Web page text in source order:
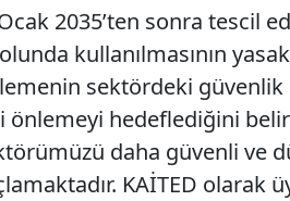
2035’ten sonra tescil
kullanılmasının
sektördeki güvenlik
önlemeyi hedeflediğini
daha güvenli ve
KAİTED olarak